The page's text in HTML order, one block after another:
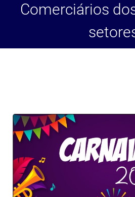
Comerciários